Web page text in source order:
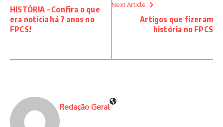
HISTÓRIA – Confira o que
era notícia há 7 anos no
FPCS!
Next Article
Artigos que fizeram
história no FPCS
Redação Geral